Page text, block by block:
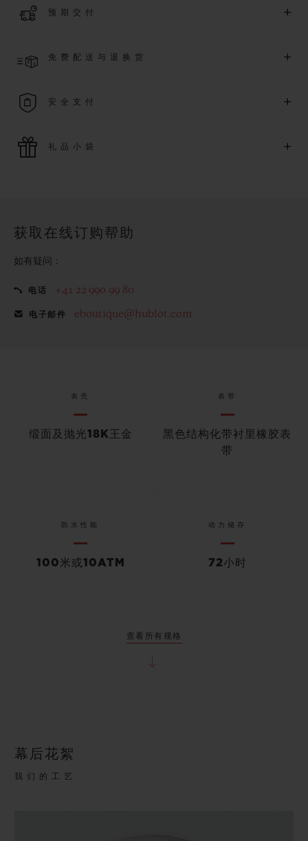
质保（需符合相关条件），并尊享专属活动。
预期交付 +
免费配送与退换货 +
安全支付 +
个人信息受到保护。
礼品小袋 +
获取在线订购帮助
如有疑问：
电话 +41 22 990 99 80
电子邮件 eboutique@hublot.com
表壳
缎面及抛光18K王金
表带
黑色结构化带衬里橡胶表
带
防水性能
100米或10ATM
动力储存
72小时
查看所有规格
幕后花絮
我们的工艺